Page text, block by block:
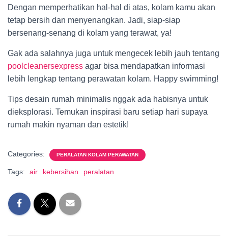
Dengan memperhatikan hal-hal di atas, kolam kamu akan
tetap bersih dan menyenangkan. Jadi, siap-siap
bersenang-senang di kolam yang terawat, ya!
Gak ada salahnya juga untuk mengecek lebih jauh tentang
poolcleanersexpress agar bisa mendapatkan informasi
lebih lengkap tentang perawatan kolam. Happy swimming!
Tips desain rumah minimalis nggak ada habisnya untuk
dieksplorasi. Temukan inspirasi baru setiap hari supaya
rumah makin nyaman dan estetik!
Categories: PERALATAN KOLAM PERAWATAN
Tags: air kebersihan peralatan